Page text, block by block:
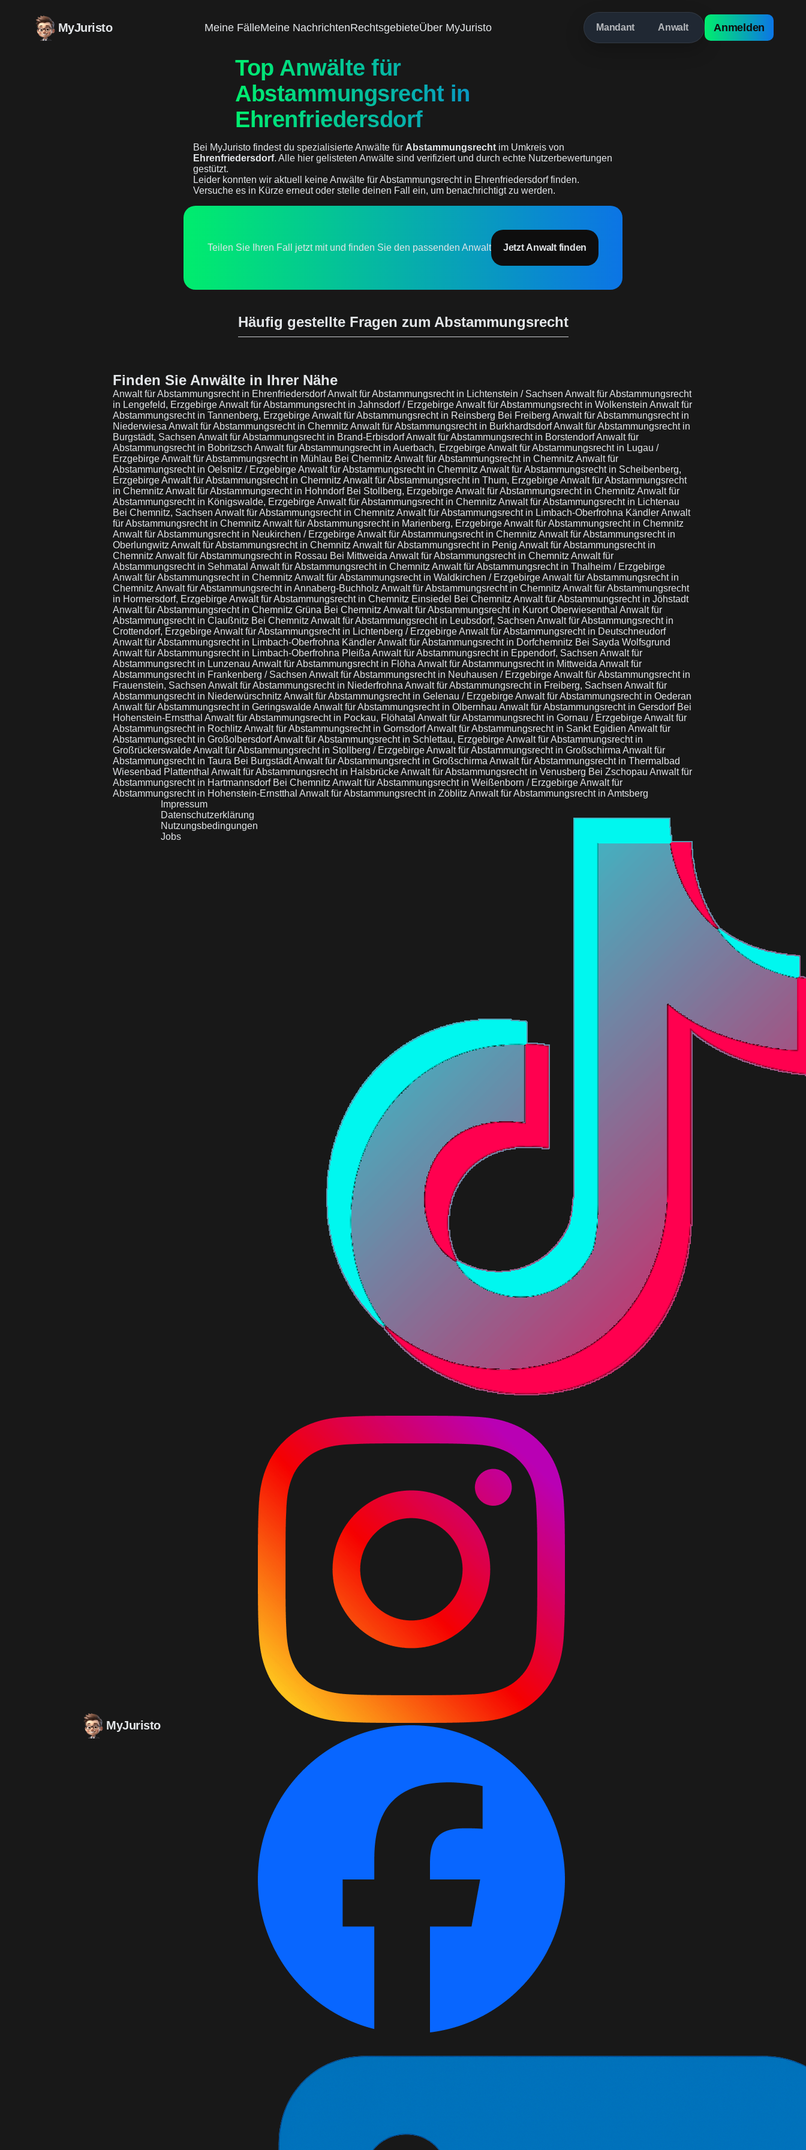
MyJuristo Meine FälleMeine NachrichtenRechtsgebieteÜber MyJuristo Mandant Anwalt Anmelden
Top Anwälte für
Abstammungsrecht in
Ehrenfriedersdorf
Bei MyJuristo findest du spezialisierte Anwälte für Abstammungsrecht im Umkreis von
Ehrenfriedersdorf. Alle hier gelisteten Anwälte sind verifiziert und durch echte Nutzerbewertungen
gestützt.
Leider konnten wir aktuell keine Anwälte für Abstammungsrecht in Ehrenfriedersdorf finden.
Versuche es in Kürze erneut oder stelle deinen Fall ein, um benachrichtigt zu werden.
Teilen Sie Ihren Fall jetzt mit und finden Sie den passenden Anwalt Jetzt Anwalt finden
Häufig gestellte Fragen zum Abstammungsrecht
Finden Sie Anwälte in Ihrer Nähe
Anwalt für Abstammungsrecht in EhrenfriedersdorfAnwalt für Abstammungsrecht in Lichtenstein / Sachsen Anwalt für Abstammungsrecht
in Lengefeld, ErzgebirgeAnwalt für Abstammungsrecht in Jahnsdorf / ErzgebirgeAnwalt für Abstammungsrecht in Wolkenstein Anwalt für
Abstammungsrecht in Tannenberg, ErzgebirgeAnwalt für Abstammungsrecht in Reinsberg Bei Freiberg Anwalt für Abstammungsrecht in
Niederwiesa Anwalt für Abstammungsrecht in Chemnitz Anwalt für Abstammungsrecht in BurkhardtsdorfAnwalt für Abstammungsrecht in
Burgstädt, Sachsen Anwalt für Abstammungsrecht in Brand-ErbisdorfAnwalt für Abstammungsrecht in BorstendorfAnwalt für
Abstammungsrecht in Bobritzsch Anwalt für Abstammungsrecht in Auerbach, ErzgebirgeAnwalt für Abstammungsrecht in Lugau /
ErzgebirgeAnwalt für Abstammungsrecht in Mühlau Bei Chemnitz Anwalt für Abstammungsrecht in Chemnitz Anwalt für
Abstammungsrecht in Oelsnitz / ErzgebirgeAnwalt für Abstammungsrecht in Chemnitz Anwalt für Abstammungsrecht in Scheibenberg,
ErzgebirgeAnwalt für Abstammungsrecht in Chemnitz Anwalt für Abstammungsrecht in Thum, ErzgebirgeAnwalt für Abstammungsrecht
in Chemnitz Anwalt für Abstammungsrecht in Hohndorf Bei Stollberg, ErzgebirgeAnwalt für Abstammungsrecht in Chemnitz Anwalt für
Abstammungsrecht in Königswalde, ErzgebirgeAnwalt für Abstammungsrecht in Chemnitz Anwalt für Abstammungsrecht in Lichtenau
Bei Chemnitz, Sachsen Anwalt für Abstammungsrecht in Chemnitz Anwalt für Abstammungsrecht in Limbach-Oberfrohna KändlerAnwalt
für Abstammungsrecht in Chemnitz Anwalt für Abstammungsrecht in Marienberg, ErzgebirgeAnwalt für Abstammungsrecht in Chemnitz
Anwalt für Abstammungsrecht in Neukirchen / ErzgebirgeAnwalt für Abstammungsrecht in Chemnitz Anwalt für Abstammungsrecht in
Oberlungwitz Anwalt für Abstammungsrecht in Chemnitz Anwalt für Abstammungsrecht in Penig Anwalt für Abstammungsrecht in
Chemnitz Anwalt für Abstammungsrecht in Rossau Bei Mittweida Anwalt für Abstammungsrecht in Chemnitz Anwalt für
Abstammungsrecht in Sehmatal Anwalt für Abstammungsrecht in Chemnitz Anwalt für Abstammungsrecht in Thalheim / Erzgebirge
Anwalt für Abstammungsrecht in Chemnitz Anwalt für Abstammungsrecht in Waldkirchen / ErzgebirgeAnwalt für Abstammungsrecht in
Chemnitz Anwalt für Abstammungsrecht in Annaberg-Buchholz Anwalt für Abstammungsrecht in Chemnitz Anwalt für Abstammungsrecht
in Hormersdorf, ErzgebirgeAnwalt für Abstammungsrecht in Chemnitz Einsiedel Bei Chemnitz Anwalt für Abstammungsrecht in Jöhstadt
Anwalt für Abstammungsrecht in Chemnitz Grüna Bei Chemnitz Anwalt für Abstammungsrecht in Kurort Oberwiesenthal Anwalt für
Abstammungsrecht in Claußnitz Bei Chemnitz Anwalt für Abstammungsrecht in Leubsdorf, Sachsen Anwalt für Abstammungsrecht in
Crottendorf, ErzgebirgeAnwalt für Abstammungsrecht in Lichtenberg / ErzgebirgeAnwalt für Abstammungsrecht in Deutschneudorf
Anwalt für Abstammungsrecht in Limbach-Oberfrohna KändlerAnwalt für Abstammungsrecht in Dorfchemnitz Bei Sayda Wolfsgrund
Anwalt für Abstammungsrecht in Limbach-Oberfrohna Pleißa Anwalt für Abstammungsrecht in Eppendorf, Sachsen Anwalt für
Abstammungsrecht in Lunzenau Anwalt für Abstammungsrecht in Flöha Anwalt für Abstammungsrecht in Mittweida Anwalt für
Abstammungsrecht in Frankenberg / Sachsen Anwalt für Abstammungsrecht in Neuhausen / ErzgebirgeAnwalt für Abstammungsrecht in
Frauenstein, Sachsen Anwalt für Abstammungsrecht in Niederfrohna Anwalt für Abstammungsrecht in Freiberg, Sachsen Anwalt für
Abstammungsrecht in Niederwürschnitz Anwalt für Abstammungsrecht in Gelenau / ErzgebirgeAnwalt für Abstammungsrecht in Oederan
Anwalt für Abstammungsrecht in GeringswaldeAnwalt für Abstammungsrecht in Olbernhau Anwalt für Abstammungsrecht in Gersdorf Bei
Hohenstein-Ernstthal Anwalt für Abstammungsrecht in Pockau, Flöhatal Anwalt für Abstammungsrecht in Gornau / ErzgebirgeAnwalt für
Abstammungsrecht in Rochlitz Anwalt für Abstammungsrecht in GornsdorfAnwalt für Abstammungsrecht in Sankt Egidien Anwalt für
Abstammungsrecht in GroßolbersdorfAnwalt für Abstammungsrecht in Schlettau, ErzgebirgeAnwalt für Abstammungsrecht in
GroßrückerswaldeAnwalt für Abstammungsrecht in Stollberg / ErzgebirgeAnwalt für Abstammungsrecht in Großschirma Anwalt für
Abstammungsrecht in Taura Bei BurgstädtAnwalt für Abstammungsrecht in Großschirma Anwalt für Abstammungsrecht in Thermalbad
Wiesenbad Plattenthal Anwalt für Abstammungsrecht in HalsbrückeAnwalt für Abstammungsrecht in Venusberg Bei Zschopau Anwalt für
Abstammungsrecht in Hartmannsdorf Bei Chemnitz Anwalt für Abstammungsrecht in Weißenborn / ErzgebirgeAnwalt für
Abstammungsrecht in Hohenstein-Ernstthal Anwalt für Abstammungsrecht in Zöblitz Anwalt für Abstammungsrecht in Amtsberg
MyJuristo
Impressum
Datenschutzerklärung
Nutzungsbedingungen
Jobs